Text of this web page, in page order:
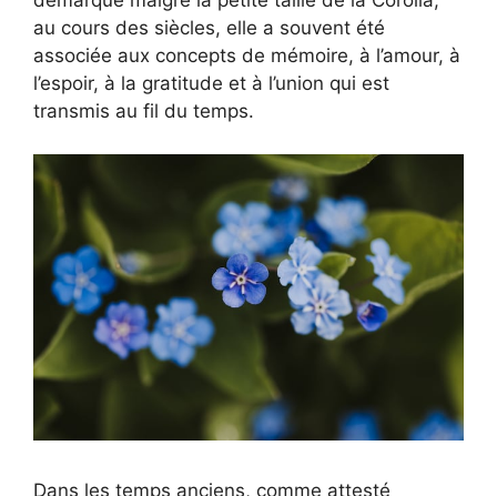
au cours des siècles, elle a souvent été
associée aux concepts de mémoire, à l’amour, à
l’espoir, à la gratitude et à l’union qui est
transmis au fil du temps.
Dans les temps anciens, comme attesté